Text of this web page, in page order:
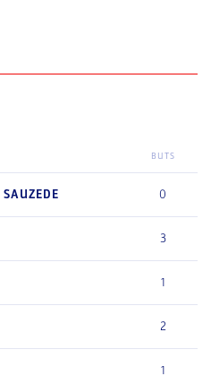
BUTS
SAUZEDE 0
3
1
2
1